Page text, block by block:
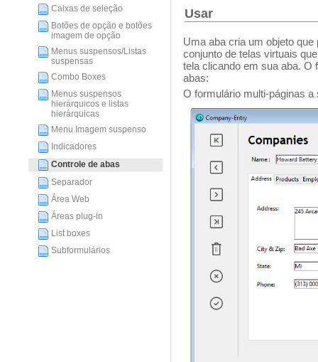
Caixas de seleção
Botões de opção e botões
imagem de opção
Menus suspensos/Listas
suspensas
Combo Boxes
Menus suspensos
hierárquicos e listas
hierárquicas
Menu Imagem suspenso
Indicadores
Controle de abas
Separador
Área Web
Áreas plug-in
List boxes
Subformulários
Usar
Uma aba cria um objeto
conjunto de telas virtuais
tela clicando em sua aba. O
abas:
O formulário multi-páginas a